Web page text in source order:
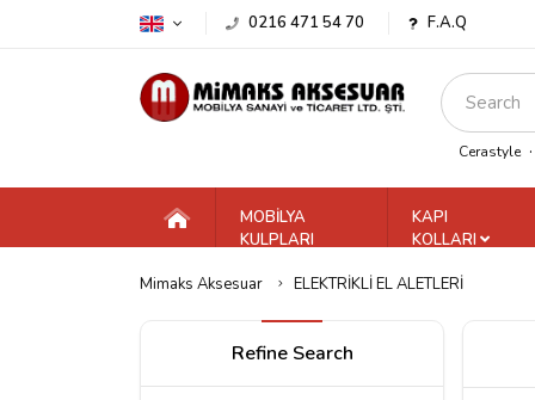
0216 471 54 70 F.A.Q
Cerastyle
MOBİLYA
KULPLARI
KAPI
KOLLARI
Mimaks Aksesuar ELEKTRİKLİ EL ALETLERİ
Refine Search